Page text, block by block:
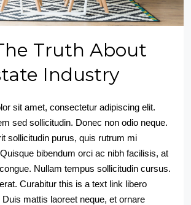
Truth About
Industry
sit amet, consectetur adipiscing elit.
sed sollicitudin. Donec non odio neque.
sollicitudin purus, quis rutrum mi
bibendum orci ac nibh facilisis, at
Nullam tempus sollicitudin cursus.
Curabitur this is a text link libero
mattis laoreet neque, et ornare